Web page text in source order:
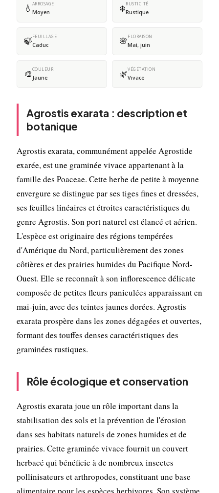
💧 ARROSAGE
Moyen ❄️RUSTICITÉ
Rustique
🍃FEUILLAGE
Caduc 🌸 FLORAISON
Mai, juin
🎨COULEUR
Jaune 🌿VÉGÉTATION
Vivace
Agrostis exarata : description et
botanique
Agrostis exarata, communément appelée Agrostide
exarée, est une graminée vivace appartenant à la
famille des Poaceae. Cette herbe de petite à moyenne
envergure se distingue par ses tiges fines et dressées,
ses feuilles linéaires et étroites caractéristiques du
genre Agrostis. Son port naturel est élancé et aérien.
L'espèce est originaire des régions tempérées
d'Amérique du Nord, particulièrement des zones
côtières et des prairies humides du Pacifique Nord-
Ouest. Elle se reconnaît à son inflorescence délicate
composée de petites fleurs paniculées apparaissant en
mai-juin, avec des teintes jaunes dorées. Agrostis
exarata prospère dans les zones dégagées et ouvertes,
formant des touffes denses caractéristiques des
graminées rustiques.
Rôle écologique et conservation
Agrostis exarata joue un rôle important dans la
stabilisation des sols et la prévention de l'érosion
dans ses habitats naturels de zones humides et de
prairies. Cette graminée vivace fournit un couvert
herbacé qui bénéficie à de nombreux insectes
pollinisateurs et arthropodes, constituant une base